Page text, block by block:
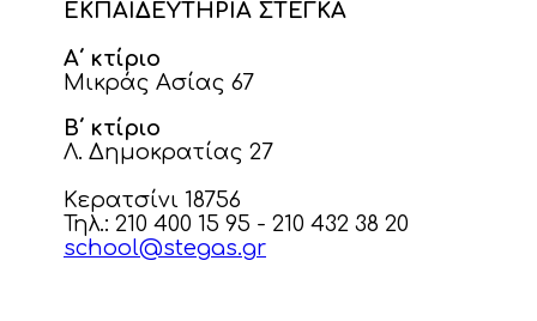
ΕΚΠΑΙΔΕΥΤΗΡΙΑ ΣΤΕΓΚΑ
Α΄ κτίριο
Μικράς Ασίας 67
Β΄ κτίριο
Λ. Δημοκρατίας 27
Κερατσίνι 18756
Τηλ.: 210 400 15 95 - 210 432 38 20
school@stegas.gr